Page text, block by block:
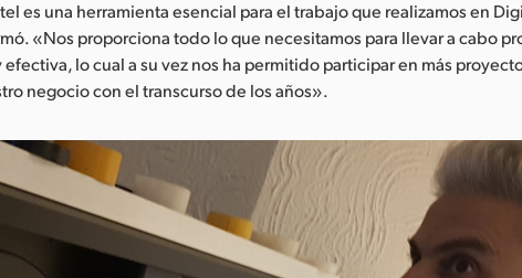
es una herramienta esencial para el trabajo que realizamos en
«Nos proporciona todo lo que necesitamos para llevar a cabo
efectiva, lo cual a su vez nos ha permitido participar en más
negocio con el transcurso de los años».